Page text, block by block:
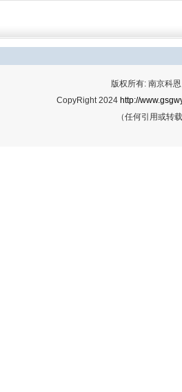
版权所有: 南京科
CopyRight 2024 http://
（任何引用或转